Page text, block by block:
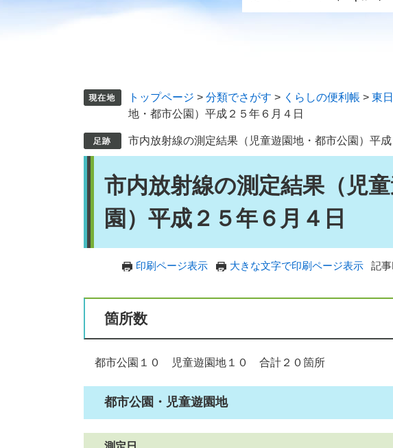
トップページ > 分類でさがす > くらしの便利帳 > 東
地・都市公園）平成２５年６月４日
市内放射線の測定結果（児童遊園地・都市公園）平
市内放射線の測定結果（児
園）平成２５年６月４日
印刷ページ表示 大きな文字で印刷ページ表示 記
箇所数
都市公園１０ 児童遊園地１０ 合計２０箇所
都市公園・児童遊園地